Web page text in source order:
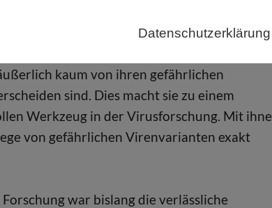
Datenschutzerklärung
innovativen Pseudoviren-Design.
kaum von ihren gefährlichen
sind. Dies macht sie zu einem
Werkzeug in der Virusforschung. Mit
von gefährlichen Virenvarianten exakt
war bislang die verlässliche